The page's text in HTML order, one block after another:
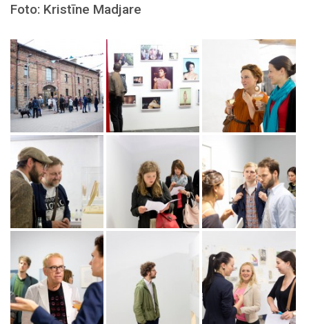
Foto: Kristīne Madjare